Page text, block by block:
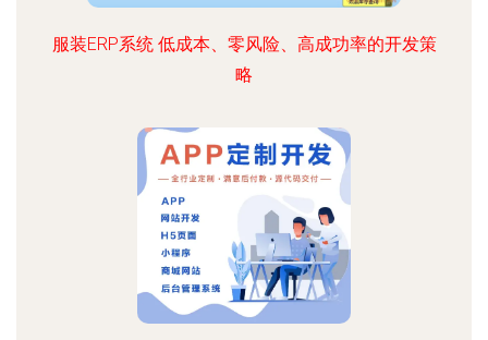
服装ERP系统 低成本、零风险、高成功率的开发策
略